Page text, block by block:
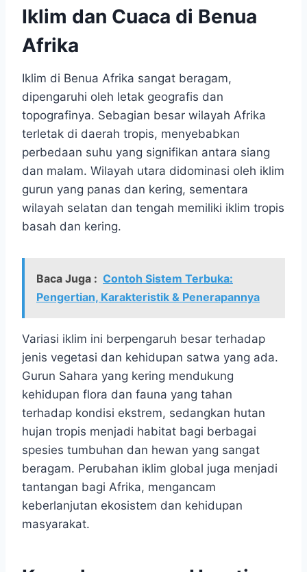
Iklim dan Cuaca di Benua
Afrika
Iklim di Benua Afrika sangat beragam,
dipengaruhi oleh letak geografis dan
topografinya. Sebagian besar wilayah Afrika
terletak di daerah tropis, menyebabkan
perbedaan suhu yang signifikan antara siang
dan malam. Wilayah utara didominasi oleh iklim
gurun yang panas dan kering, sementara
wilayah selatan dan tengah memiliki iklim tropis
basah dan kering.
Baca Juga : Contoh Sistem Terbuka:
Pengertian, Karakteristik & Penerapannya
Variasi iklim ini berpengaruh besar terhadap
jenis vegetasi dan kehidupan satwa yang ada.
Gurun Sahara yang kering mendukung
kehidupan flora dan fauna yang tahan
terhadap kondisi ekstrem, sedangkan hutan
hujan tropis menjadi habitat bagi berbagai
spesies tumbuhan dan hewan yang sangat
beragam. Perubahan iklim global juga menjadi
tantangan bagi Afrika, mengancam
keberlanjutan ekosistem dan kehidupan
masyarakat.